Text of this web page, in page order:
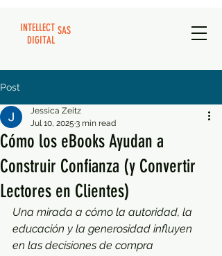
INTELLECT
DIGITAL
SAS
Post
Cómo los eBooks Ayudan a
Construir Confianza (y Convertir
Lectores en Clientes)
Jessica Zeitz
Jul 10, 2025 3 min read
Una mirada a cómo la autoridad, la
educación y la generosidad influyen
en las decisiones de compra